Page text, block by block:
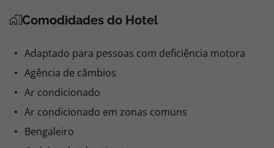
Comodidades do Hotel
Adaptado para pessoas com deficiência motora
Agência de câmbios
Ar condicionado
Ar condicionado em zonas comuns
Bengaleiro